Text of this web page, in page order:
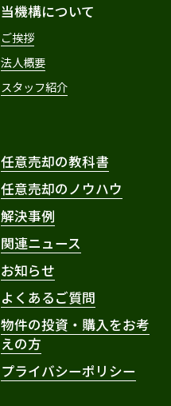
当機構について
ご挨拶
法人概要
スタッフ紹介
任意売却の教科書
任意売却のノウハウ
解決事例
関連ニュース
お知らせ
よくあるご質問
物件の投資・購入をお考
えの方
プライバシーポリシー